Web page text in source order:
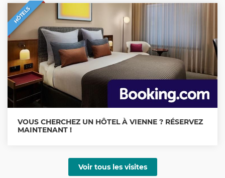
HÔTELS
VOUS CHERCHEZ UN HÔTEL À VIENNE ? RÉSERVEZ
MAINTENANT !
Voir tous les visites